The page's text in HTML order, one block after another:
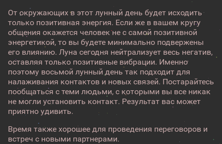
От окружающих в этот лунный день будет исходить
только позитивная энергия. Если же в вашем кругу
общения окажется человек не с самой позитивной
энергетикой, то вы будете минимально подвержены
его влиянию. Луна сегодня нейтрализует весь негатив,
оставляя только позитивные вибрации. Именно
поэтому восьмой лунный день так подходит для
налаживания контактов и новых связей. Постарайтесь
пообщаться с теми людьми, с которыми вы все никак
не могли установить контакт. Результат вас может
приятно удивить.
Время также хорошее для проведения переговоров и
встреч с новыми партнерами.